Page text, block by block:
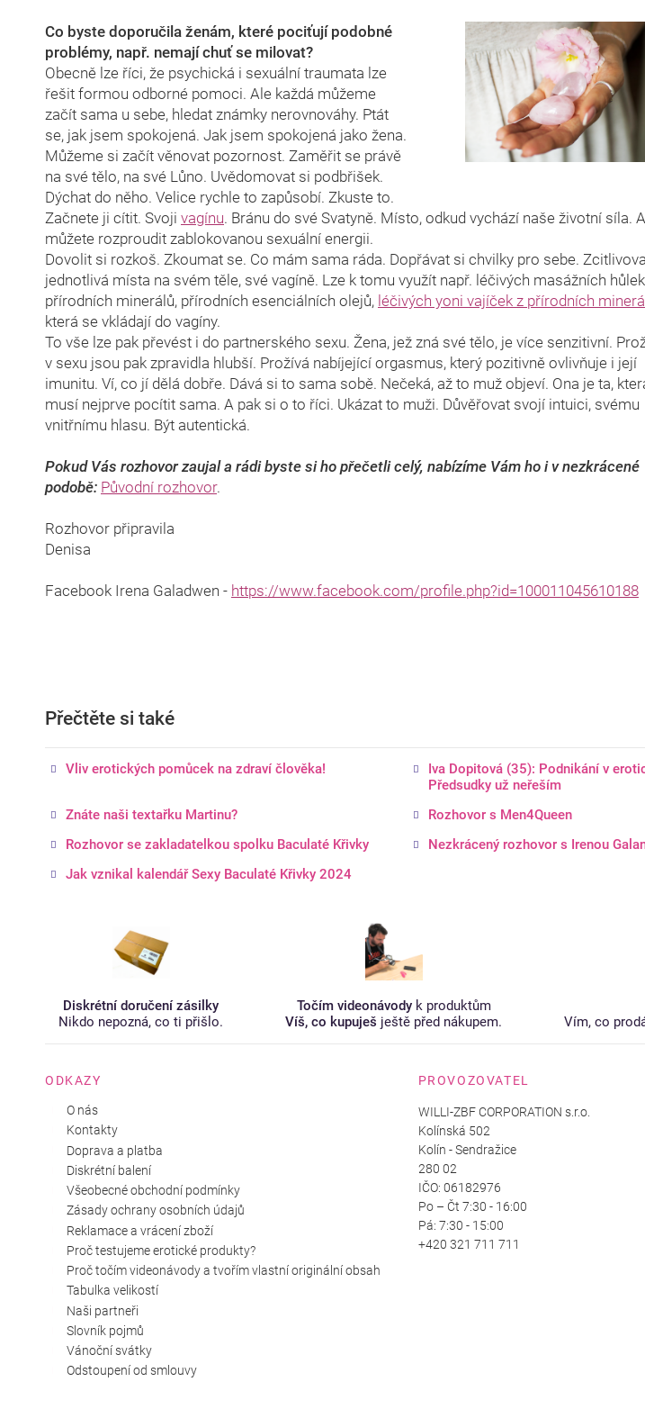
Co byste doporučila ženám, které pociťují podobné
problémy, např. nemají chuť se milovat?
Obecně lze říci, že psychická i sexuální traumata lze
řešit formou odborné pomoci. Ale každá můžeme
začít sama u sebe, hledat známky nerovnováhy. Ptát
se, jak jsem spokojená. Jak jsem spokojená jako žena.
Můžeme si začít věnovat pozornost. Zaměřit se právě
na své tělo, na své Lůno. Uvědomovat si podbřišek.
Dýchat do něho. Velice rychle to zapůsobí. Zkuste to.
Začnete ji cítit. Svoji vagínu. Bránu do své Svatyně. Místo, odkud vychází naše životní síla. A
můžete rozproudit zablokovanou sexuální energii.
Dovolit si rozkoš. Zkoumat se. Co mám sama ráda. Dopřávat si chvilky pro sebe.
jednotlivá místa na svém těle, své vagíně. Lze k tomu využít např. léčivých masážních
přírodních minerálů, přírodních esenciálních olejů, léčivých yoni vajíček z přírodních
která se vkládají do vagíny.
To vše lze pak převést i do partnerského sexu. Žena, jež zná své tělo, je více senzitivní.
v sexu jsou pak zpravidla hlubší. Prožívá nabíjející orgasmus, který pozitivně ovlivňuje i její
imunitu. Ví, co jí dělá dobře. Dává si to sama sobě. Nečeká, až to muž objeví. Ona je ta,
musí nejprve pocítit sama. A pak si o to říci. Ukázat to muži. Důvěřovat svojí intuici, svému
vnitřnímu hlasu. Být autentická.
Pokud Vás rozhovor zaujal a rádi byste si ho přečetli celý, nabízíme Vám ho i v nezkrácené
podobě: Původní rozhovor.
Rozhovor připravila
Denisa
Facebook Irena Galadwen - https://www.facebook.com/profile.php?id=100011045610188
Přečtěte si také
Vliv erotických pomůcek na zdraví člověka!
Iva Dopitová (35): Podnikání v
Předsudky už neřeším
Znáte naši textařku Martinu?
Rozhovor s Men4Queen
Rozhovor se zakladatelkou spolku Baculaté Křivky
Nezkrácený rozhovor s Irenou
Jak vznikal kalendář Sexy Baculaté Křivky 2024
Diskrétní doručení zásilky
Nikdo nepozná, co ti přišlo.
Točím videonávodyk produktům
Víš, co kupuješ ještě před nákupem.
Vím, co
ODKAZY
O nás
Kontakty
Doprava a platba
Diskrétní balení
Všeobecné obchodní podmínky
Zásady ochrany osobních údajů
Reklamace a vrácení zboží
Proč testujeme erotické produkty?
Proč točím videonávody a tvořím vlastní originální obsah
Tabulka velikostí
Naši partneři
Slovník pojmů
Vánoční svátky
Odstoupení od smlouvy
PROVOZOVATEL
WILLI-ZBF CORPORATION s.r.o.
Kolínská 502
Kolín - Sendražice
280 02
IČO: 06182976
Po – Čt 7:30 - 16:00
Pá: 7:30 - 15:00
+420 321 711 711